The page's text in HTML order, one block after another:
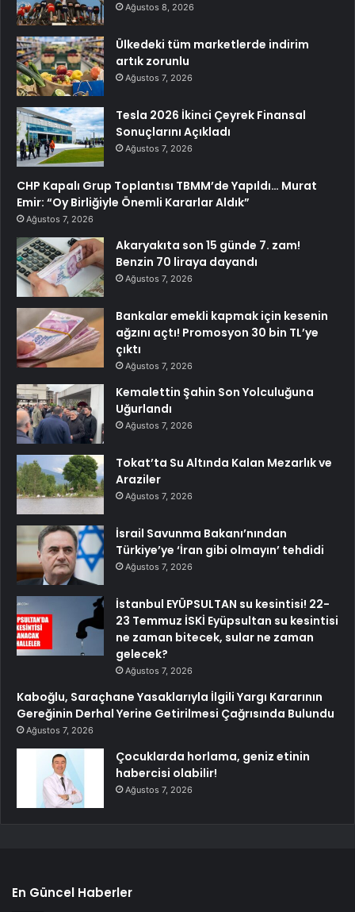
Ağustos 8, 2026
Ülkedeki tüm marketlerde indirim
artık zorunlu
Ağustos 7, 2026
Tesla 2026 İkinci Çeyrek Finansal
Sonuçlarını Açıkladı
Ağustos 7, 2026
CHP Kapalı Grup Toplantısı TBMM’de Yapıldı… Murat
Emir: “Oy Birliğiyle Önemli Kararlar Aldık”
Ağustos 7, 2026
Akaryakıta son 15 günde 7. zam!
Benzin 70 liraya dayandı
Ağustos 7, 2026
Bankalar emekli kapmak için kesenin
ağzını açtı! Promosyon 30 bin TL’ye
çıktı
Ağustos 7, 2026
Kemalettin Şahin Son Yolculuğuna
Uğurlandı
Ağustos 7, 2026
Tokat’ta Su Altında Kalan Mezarlık ve
Araziler
Ağustos 7, 2026
İsrail Savunma Bakanı’nından
Türkiye’ye ‘İran gibi olmayın’ tehdidi
Ağustos 7, 2026
İstanbul EYÜPSULTAN su kesintisi! 22-
23 Temmuz İSKİ Eyüpsultan su kesintisi
ne zaman bitecek, sular ne zaman
gelecek?
Ağustos 7, 2026
Kaboğlu, Saraçhane Yasaklarıyla İlgili Yargı Kararının
Gereğinin Derhal Yerine Getirilmesi Çağrısında Bulundu
Ağustos 7, 2026
Çocuklarda horlama, geniz etinin
habercisi olabilir!
Ağustos 7, 2026
En Güncel Haberler